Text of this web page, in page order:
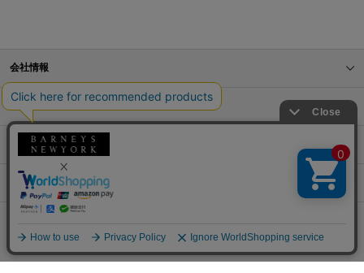
会社情報
オンラインストアショッピングガイド
店舗情報
サービス